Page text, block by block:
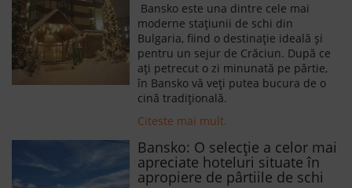
Bansko este una dintre cele mai
moderne stațiunii de schi din
Bulgaria, fiind o destinație ideală și
pentru un sejur de Crăciun. După ce
ați petrecut o zi minunată pe pârtie,
în Bansko vă veți putea bucura de o
cină tradițională.
Citeste mai mult.
Bansko: O selecție a celor mai
apreciate hoteluri situate în
apropiere de pârtiile de schi